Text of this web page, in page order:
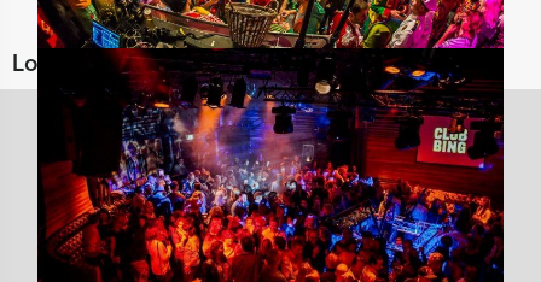
Locaties in de buurt van MEZZ